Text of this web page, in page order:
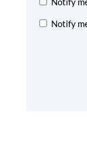
Notify